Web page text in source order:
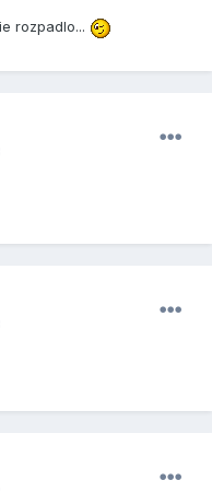
rozpadlo...